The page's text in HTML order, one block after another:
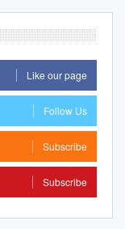
Like our page
Follow Us
Subscribe
Subscribe